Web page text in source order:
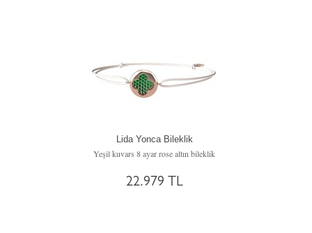
Lida Yonca Bileklik
Yeşil kuvars 8 ayar rose altın bileklik
22.979 TL